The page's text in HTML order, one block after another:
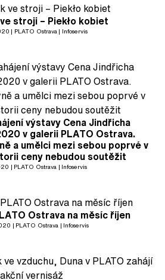
stroji – Piekło kobiet
PLATO Ostrava Infoservis
výstavy Cena Jindřicha
v galerii PLATO Ostrava.
a umělci mezi sebou poprvé v
ceny nebudou soutěžit
PLATO Ostrava Infoservis
Ostrava na měsíc říjen
PLATO Ostrava Infoservis